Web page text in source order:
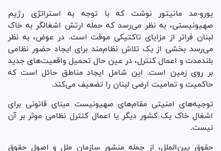
یورو-مد مانیتور نوشت که با توجه به استراتژی رژیم
صهیونیستی، به نظر می‌رسد که حمله ارتش اشغالگر به خاک
لبنان فراتر از مزایای تاکتیکی موقت است. در عوض، به نظر
می‌رسد بخشی از یک تلاش نظام‌مند برای ایجاد حضور نظامی
بلندمدت و اعمال کنترل، در عین حال تحمیل واقعیت‌های جدید
بر روی زمین است. این شامل ایجاد مناطق حائل است که
حاکمیت و تمامیت ارضی لبنان را تضعیف می‌کند.
توجیه‌های امنیتی مقام‌های صهیونیست مبنای قانونی برای
اشغال خاک یک کشور دیگر یا اعمال کنترل نظامی موثر بر آن
نیست.
حقوق بین‌الملل، از جمله منشور سازمان ملل و اصول حقوق